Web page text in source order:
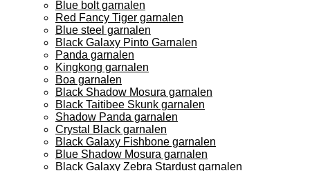
Blue bolt garnalen
Red Fancy Tiger garnalen
Blue steel garnalen
Black Galaxy Pinto Garnalen
Panda garnalen
Kingkong garnalen
Boa garnalen
Black Shadow Mosura garnalen
Black Taitibee Skunk garnalen
Shadow Panda garnalen
Crystal Black garnalen
Black Galaxy Fishbone garnalen
Blue Shadow Mosura garnalen
Black Galaxy Zebra Stardust garnalen